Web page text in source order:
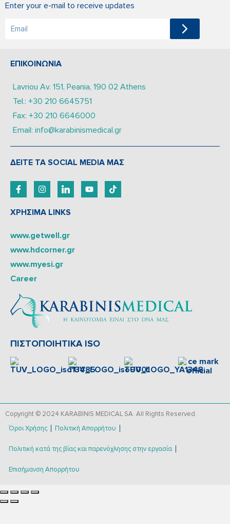
Enter your e-mail to receive updates
ΕΠΙΚΟΙΝΩΝΙΑ
Lavriou Av. 151, Peania, 190 02 Athens
Tel.: +30 210 6645751
Fax: +30 210 6646000
Email: info@karabinismedical.gr
ΔEITE TA SOCIAL MEDIA ΜΑΣ
ΧΡΗΣΙΜΑ LINKS
www.getwell.gr
www.hdcorner.gr
www.myesi.gr
Career
ΠΙΣΤΟΠΟΙΗΤΙΚΑ ISO
Copyright © 2024 KARABINIS MEDICAL SA. All Rights Reserved.
Όροι Χρήσης
Πολιτική Απορρήτου
Πολιτική κατά της βίας και παρενόχλησης στην εργασία
Επισήμανση Απορρήτου